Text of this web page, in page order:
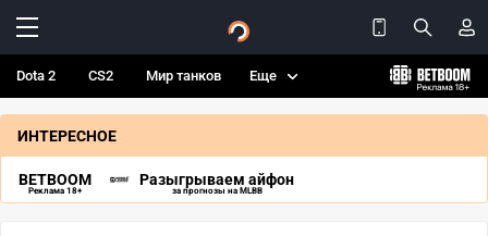
Dota 2 CS2 Мир танков Еще
ИНТЕРЕСНОЕ
BETBOOM
Реклама 18+
Разыгрываем айфон
за прогнозы на MLBB